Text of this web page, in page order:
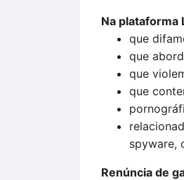
Na plataforma
que
que
que
que
spyware,
Renúncia de